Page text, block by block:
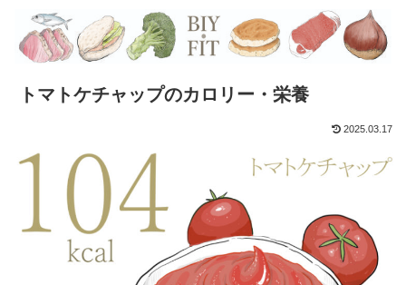
トマトケチャップのカロリー・栄養
2025.03.17